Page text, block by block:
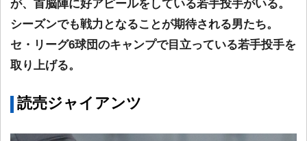
が、首脳陣に好アピールをしている若手投手がいる。
シーズンでも戦力となることが期待される男たち。
セ・リーグ6球団のキャンプで目立っている若手投手を
取り上げる。
読売ジャイアンツ